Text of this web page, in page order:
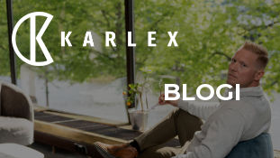
Siirry
suoraan
sisältöön
BLOGI